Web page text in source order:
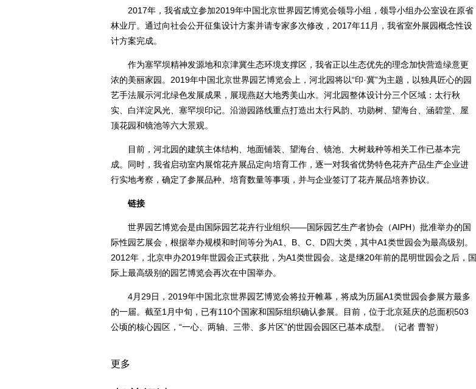
2017年，我省成立参加2019年中国北京世界园艺博览会领导小组，领导小组办公室设在原省
林业厅。通过向社会公开征集设计方案并请专家多次修改，2017年11月，我省室外展园概念性设
计方案完成。
作为塞罕坝精神发源地和京津冀生态环境支撑区，我省正以生态优先的理念加快营造绿意更
浓的美丽家园。2019年中国北京世界园艺博览会上，河北园将以“印·冀”为主题，以独具匠心的园
艺手法展示河北绿色发展成果，展现燕赵大地秀美山水。河北园整体设计分三个区域：太行秋
实、白洋淀风光、塞罕坝印记。沿游园路线重点打造出太行风韵、功勋树、望海台、涵碧堂、屋
顶花园和镜池等六大景观。
目前，河北园的建筑主体结构、地面铺装、望海台、镜池、大树栽种等相关工作已基本完
成。同时，我省启动室内展馆花卉展品定向培育工作，逐一对我省优势特色花卉产品生产企业进
行实地考察，确定了参展品种、培育数量等事项，并与企业签订了花卉展品培养协议。
链接
世界园艺博览会是由国际园艺花卉行业组织——国际园艺生产者协会（AIPH）批准举办的国
际性园艺展会，根据举办规模和时间等分为A1、B、C、D四大类，其中A1类世园会为最高级别。
2012年，北京申办2019年世园会正式获批，为A1类世园会。这是继20年前的昆明世园会之后，国
际上最高级别的园艺博览会再次在中国举办。
4月29日，2019年中国北京世界园艺博览会将拉开帷幕，将成为历届A1类世园会参展方最多
的一届。截至1月中旬，已有110个国家和国际组织确认参展。目前，位于北京延庆的总面积503
公顷的核心园区，“一心、两轴、三带、多片区”的世园会园区已基本成型。（记者 曹智）
更多